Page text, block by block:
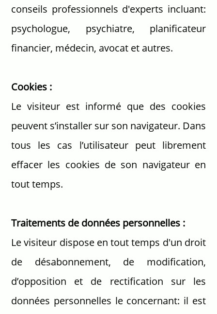
conseils professionnels d'experts incluant:
psychologue, psychiatre, planificateur
financier, médecin, avocat et autres.
Cookies :
Le visiteur est informé que des cookies
peuvent s’installer sur son navigateur. Dans
tous les cas l’utilisateur peut librement
effacer les cookies de son navigateur en
tout temps.
Traitements de données personnelles :
Le visiteur dispose en tout temps d'un droit
de désabonnement, de modification,
d’opposition et de rectification sur les
données personnelles le concernant: il est